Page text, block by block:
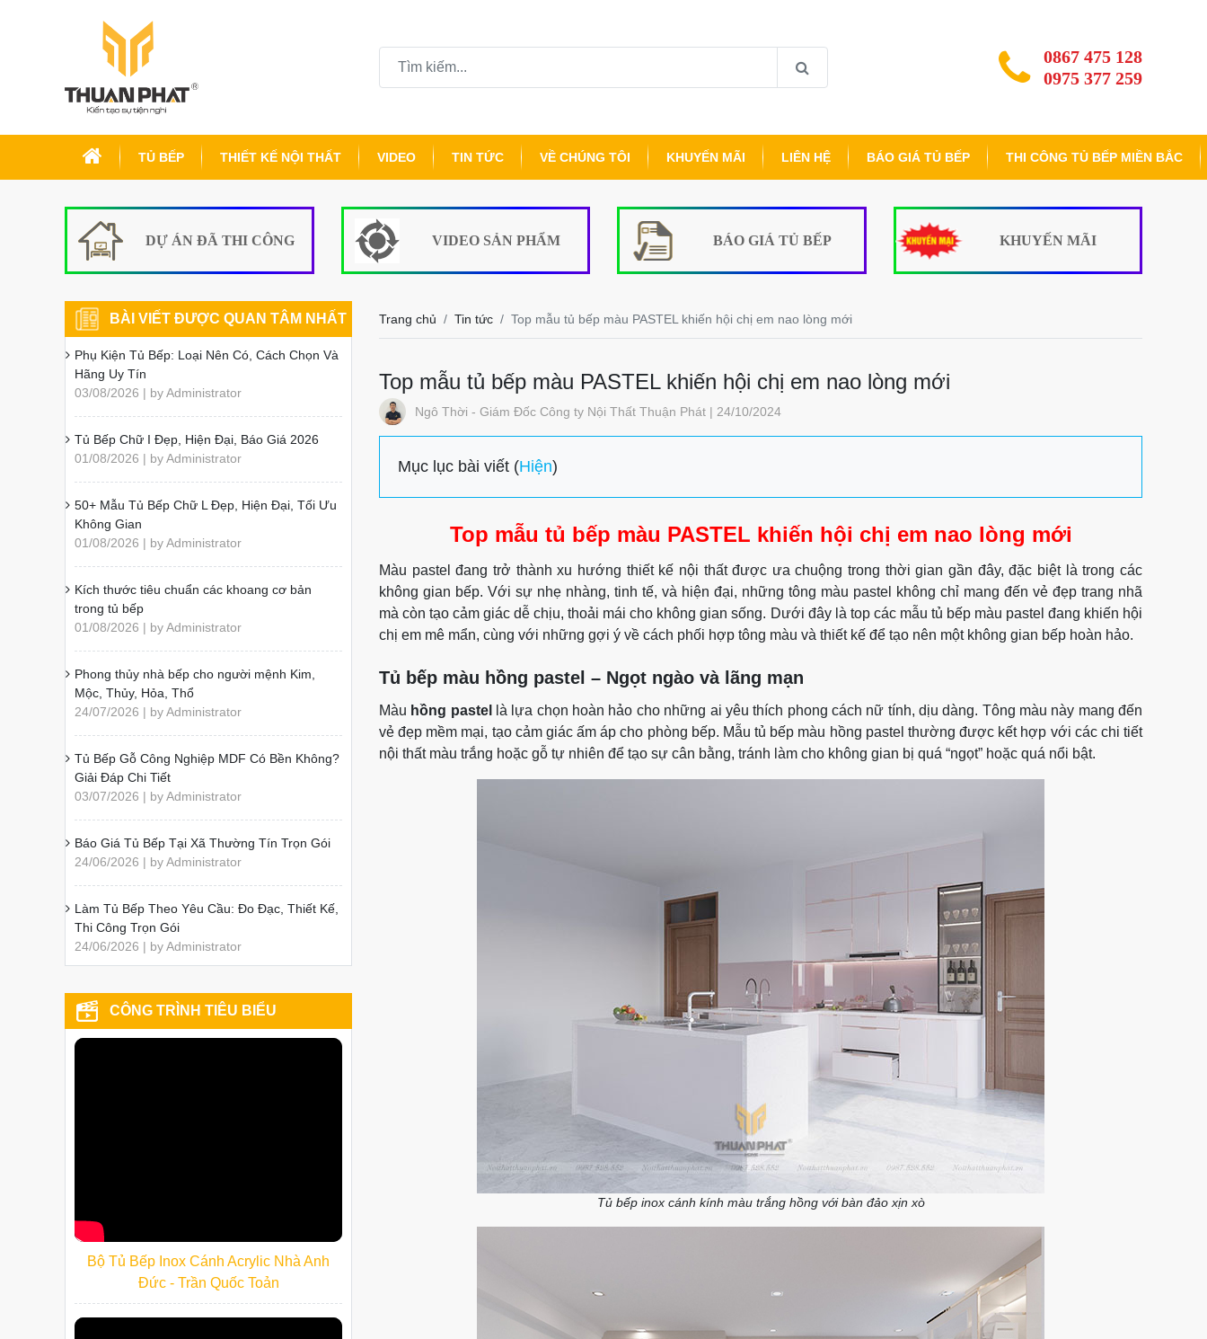
0867 475 128
0975 377 259
TỦ BẾP THIẾT KẾ NỘI THẤT VIDEO TIN TỨC VỀ CHÚNG TÔI KHUYẾN MÃI LIÊN HỆ BÁO GIÁ TỦ BẾP THI CÔNG TỦ BẾP MIỀN BẮC
DỰ ÁN ĐÃ THI CÔNG VIDEO SẢN PHẨM BÁO GIÁ TỦ BẾP KHUYẾN MÃI
Trang chủ Tin tức Top mẫu tủ bếp màu PASTEL khiến hội chị em nao lòng mới
Top mẫu tủ bếp màu PASTEL khiến hội chị em nao lòng mới
Ngô Thời - Giám Đốc Công ty Nội Thất Thuận Phát | 24/10/2024
Mục lục bài viết (Hiện)
Top mẫu tủ bếp màu PASTEL khiến hội chị em nao lòng mới
Màu pastel đang trở thành xu hướng thiết kế nội thất được ưa chuộng trong thời gian gần đây, đặc biệt là trong các
không gian bếp. Với sự nhẹ nhàng, tinh tế, và hiện đại, những tông màu pastel không chỉ mang đến vẻ đẹp trang nhã
mà còn tạo cảm giác dễ chịu, thoải mái cho không gian sống. Dưới đây là top các mẫu tủ bếp màu pastel đang khiến hội
chị em mê mẩn, cùng với những gợi ý về cách phối hợp tông màu và thiết kế để tạo nên một không gian bếp hoàn hảo.
Tủ bếp màu hồng pastel – Ngọt ngào và lãng mạn
Màu hồng pastel
là lựa chọn hoàn hảo cho những ai yêu thích phong cách nữ tính, dịu dàng. Tông màu này mang đến
vẻ đẹp mềm mại, tạo cảm giác ấm áp cho phòng bếp. Mẫu tủ bếp màu hồng pastel thường được kết hợp với các chi tiết
nội thất màu trắng hoặc gỗ tự nhiên để tạo sự cân bằng, tránh làm cho không gian bị quá “ngọt” hoặc quá nổi bật.
Tủ bếp inox cánh kính màu trắng hồng với bàn đảo xịn xò
BÀI VIẾT ĐƯỢC QUAN TÂM NHẤT
Phụ Kiện Tủ Bếp: Loại Nên Có, Cách Chọn Và
Hãng Uy Tín
03/08/2026 | by Administrator
Tủ Bếp Chữ I Đẹp, Hiện Đại, Báo Giá 2026
01/08/2026 | by Administrator
50+ Mẫu Tủ Bếp Chữ L Đẹp, Hiện Đại, Tối Ưu
Không Gian
01/08/2026 | by Administrator
Kích thước tiêu chuẩn các khoang cơ bản
trong tủ bếp
01/08/2026 | by Administrator
Phong thủy nhà bếp cho người mệnh Kim,
Mộc, Thủy, Hỏa, Thổ
24/07/2026 | by Administrator
Tủ Bếp Gỗ Công Nghiệp MDF Có Bền Không?
Giải Đáp Chi Tiết
03/07/2026 | by Administrator
Báo Giá Tủ Bếp Tại Xã Thường Tín Trọn Gói
24/06/2026 | by Administrator
Làm Tủ Bếp Theo Yêu Cầu: Đo Đạc, Thiết Kế,
Thi Công Trọn Gói
24/06/2026 | by Administrator
CÔNG TRÌNH TIÊU BIỂU
Bộ Tủ Bếp Inox Cánh Acrylic Nhà Anh
Đức - Trần Quốc Toản